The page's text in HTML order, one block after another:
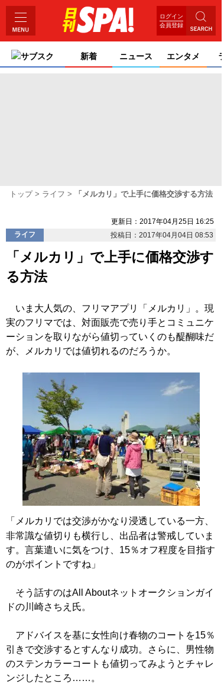
ログイン
会員登録
サブスク 新着 ニュース エンタメ
トップ ライフ 「メルカリ」で上手に価格交渉する方法
更新日：2017年04月25日 16:25
ライフ
投稿日：2017年04月04日 08:53
「メルカリ」で上手に価格交渉す
る方法
いま大人気の、フリマアプリ「メルカリ」。現
実のフリマでは、対面販売で売り手とコミュニケ
ーションを取りながら値切っていくのも醍醐味だ
が、メルカリでは値切れるのだろうか。
「メルカリでは交渉がかなり浸透している一方、
非常識な値切りも横行し、出品者は警戒していま
す。言葉遣いに気をつけ、15％オフ程度を目指す
のがポイントですね」
そう話すのはAll Aboutネットオークションガイ
ドの川崎さちえ氏。
アドバイスを基に女性向け春物のコートを15％
引きで交渉するとすんなり成功。さらに、男性物
のステンカラーコートも値切ってみようとチャレ
ンジしたところ……。